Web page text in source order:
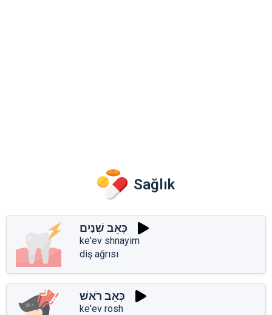
Sağlık
כְּאֵב שִׁנַּיִם
ke'ev shnayim
diş ağrısı
כְּאֵב רֹאשׁ
ke'ev rosh